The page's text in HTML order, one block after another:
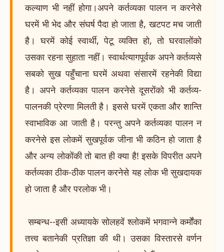
कल्याण भी नहीं होगा।अपने कर्तव्यका पालन न करनेसे
घरमें भी भेद और संघर्ष पैदा हो जाता है, खटपट मच जाती
है। घरमें कोई स्वार्थी, पेटू व्यक्ति हो, तो घरवालोंको
उसका रहना सुहाता नहीं। स्वार्थत्यागपूर्वक अपने कर्तव्यसे
सबको सुख पहुँचाना घरमें अथवा संसारमें रहनेकी विद्या
है। अपने कर्तव्यका पालन करनेसे दूसरोंको भी कर्तव्य-
पालनकी प्रेरणा मिलती है। इससे घरमें एकता और शान्ति
स्वाभाविक आ जाती है। परन्तु अपने कर्तव्यका पालन न
करनेसे इस लोकमें सुखपूर्वक जीना भी कठिन हो जाता है
और अन्य लोकोंकी तो बात ही क्या है! इसके विपरीत अपने
कर्तव्यका ठीक-ठीक पालन करनेसे यह लोक भी सुखदायक
हो जाता है और परलोक भी।
सम्बन्ध--इसी अध्यायके सोलहवें श्लोकमें भगवान्ने कर्मोंका
तत्त्व बतानेकी प्रतिज्ञा की थी। उसका विस्तारसे वर्णन